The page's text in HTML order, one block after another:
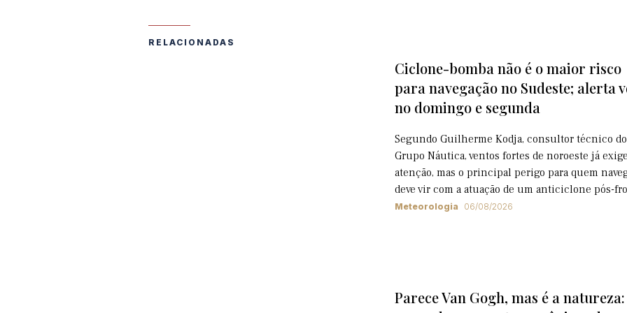
RELACIONADAS
Ciclone-bomba não é o maior risco
para navegação no Sudeste; alerta
no domingo e segunda
Segundo Guilherme Kodja, consultor técnico do
Grupo Náutica, ventos fortes de noroeste já
atenção, mas o principal perigo para quem
deve vir com a atuação de um anticiclone pós-
Meteorologia 06/08/2026
Parece Van Gogh, mas é a natureza: